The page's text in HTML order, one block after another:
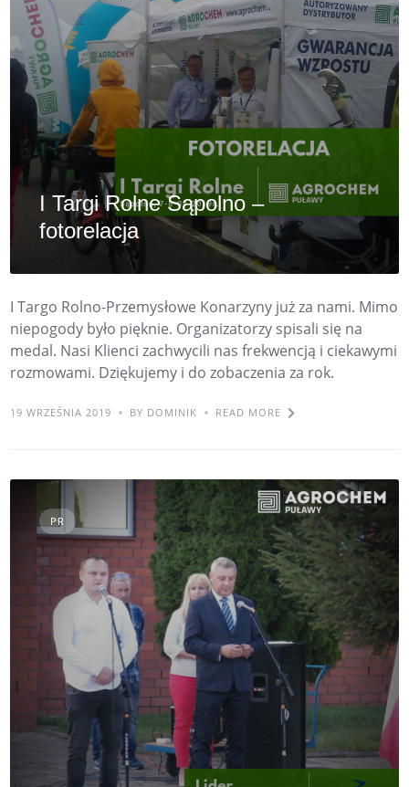
I Targi Rolne Sąpolno –
fotorelacja
I Targo Rolno-Przemysłowe Konarzyny już za nami. Mimo
niepogody było pięknie. Organizatorzy spisali się na
medal. Nasi Klienci zachwycili nas frekwencją i ciekawymi
rozmowami. Dziękujemy i do zobaczenia za rok.
19 WRZEŚNIA 2019 BY DOMINIK READ MORE
PR